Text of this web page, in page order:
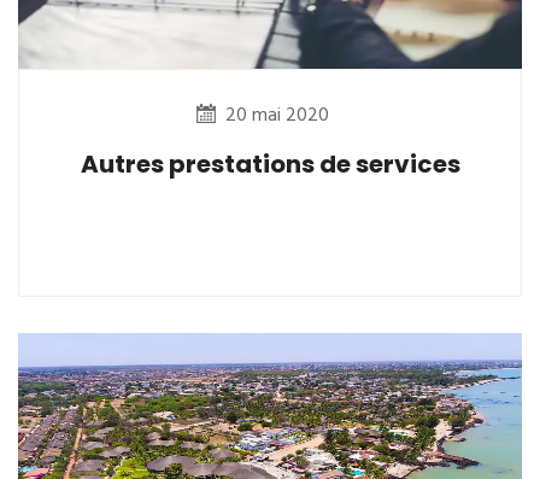
20 mai 2020
Autres prestations de services